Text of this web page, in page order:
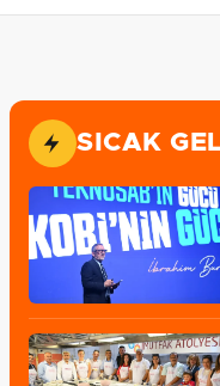
SICAK